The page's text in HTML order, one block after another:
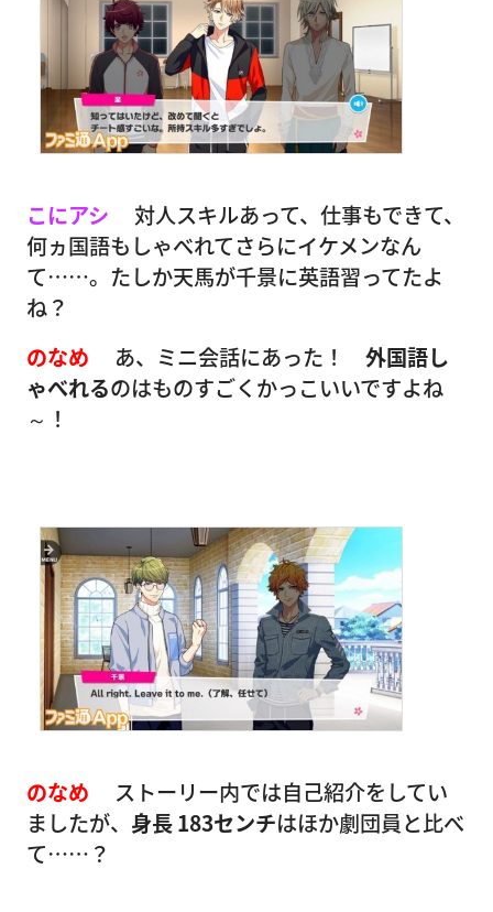
こにアシ
対人スキルあって、仕事もできて、
何ヵ国語もしゃべれてさらにイケメンなん
て……。たしか天馬が千景に英語習ってたよ
ね？
のなめ
あ、ミニ会話にあった！ 外国語し
ゃべれるのはものすごくかっこいいですよね
～！
のなめ
ストーリー内では自己紹介をしてい
ましたが、 身長 183センチはほか劇団員と比べ
て……？